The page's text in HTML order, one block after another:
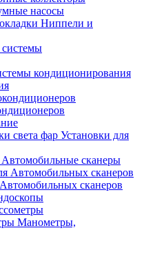
насосы
Ниппели и
кондиционирования
Установки для
Автомобильные сканеры
сканеров
Манометры,